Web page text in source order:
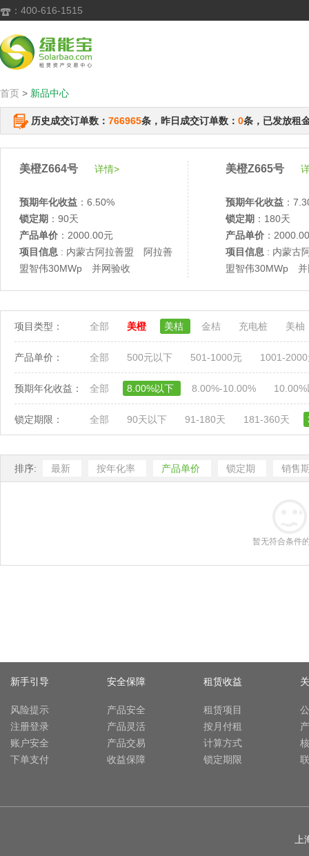
 ：400-616-1515
首页 > 新品中心
历史成交订单数： 766965条，昨日成交订单数： 0条，已发放租
美橙Z664号 详情>
预期年化收益 ：6.50%
锁定期 ：90天
产品单价 ：2000.00元
项目信息 : 内蒙古阿拉善盟 阿拉善
盟智伟30MWp 并网验收
美橙Z665号
预期年化收益 ：
锁定期 ：180天
产品单价 ：
项目信息 : 内蒙古
盟智伟30MWp 并
项目类型： 全部 美橙 美桔 金桔 充电桩 美柚
产品单价： 全部 500元以下 501-1000元 1001-
预期年化收益： 全部 8.00%以下 8.00%-10.00%
锁定期限： 全部 90天以下 91-180天 181-360天
排序: 最新 按年化率 产品单价 锁定期 销售
暂无符合条件
新手引导
风险提示
注册登录
账户安全
下单支付
安全保障
产品安全
产品灵活
产品交易
收益保障
租赁收益
租赁项目
按月付租
计算方式
锁定期限